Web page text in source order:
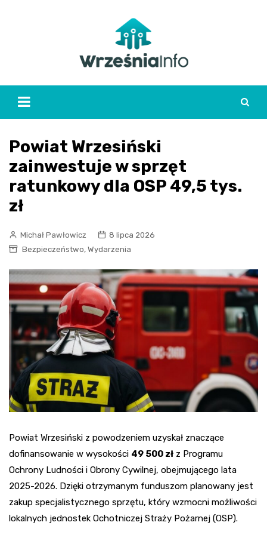
Powiat Wrzesiński
zainwestuje w sprzęt
ratunkowy dla OSP 49,5 tys.
zł
Michał Pawłowicz
8 lipca 2026
Bezpieczeństwo, Wydarzenia
Powiat Wrzesiński z powodzeniem uzyskał znaczące
dofinansowanie w wysokości 49 500 zł z Programu
Ochrony Ludności i Obrony Cywilnej, obejmującego lata
2025-2026. Dzięki otrzymanym funduszom planowany jest
zakup specjalistycznego sprzętu, który wzmocni możliwości
lokalnych jednostek Ochotniczej Straży Pożarnej (OSP).